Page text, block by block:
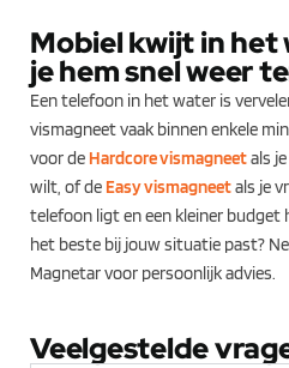
Mobiel kwijt in het
je hem snel weer
Een telefoon in het water is
vismagneet vaak binnen enkele
voor de Hardcore vismagneetals
wilt, of de Easy vismagneetals je
telefoon ligt en een kleiner budget
het beste bij jouw situatie past?
Magnetar voor persoonlijk advies.
Veelgestelde